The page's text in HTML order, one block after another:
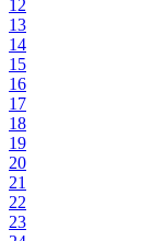
12
13
14
15
16
17
18
19
20
21
22
23